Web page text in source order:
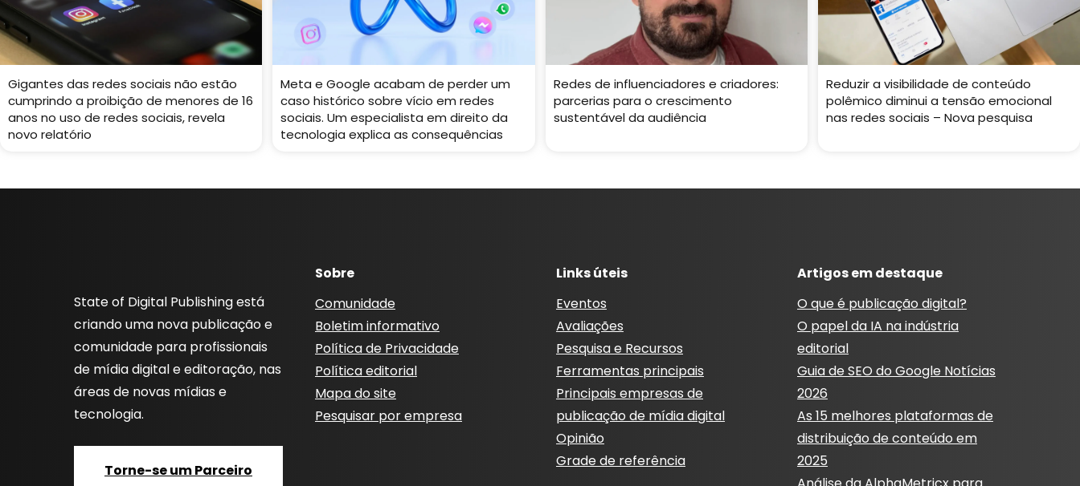
Gigantes das redes sociais não estão
cumprindo a proibição de menores de 16
anos no uso de redes sociais, revela
novo relatório
Meta e Google acabam de perder um
caso histórico sobre vício em redes
sociais. Um especialista em direito da
tecnologia explica as consequências
Redes de influenciadores e criadores:
parcerias para o crescimento
sustentável da audiência
Reduzir a visibilidade de conteúdo
polêmico diminui a tensão emocional
nas redes sociais – Nova pesquisa
State of Digital Publishing está
criando uma nova publicação e
comunidade para profissionais
de mídia digital e editoração, nas
áreas de novas mídias e
tecnologia.
Torne-se um Parceiro
Sobre
Comunidade
Boletim informativo
Política de Privacidade
Política editorial
Mapa do site
Pesquisar por empresa
Links úteis
Eventos
Avaliações
Pesquisa e Recursos
Ferramentas principais
Principais empresas de
publicação de mídia digital
Opinião
Grade de referência
Artigos em destaque
O que é publicação digital?
O papel da IA ​​na indústria
editorial
Guia de SEO do Google Notícias
2026
As 15 melhores plataformas de
distribuição de conteúdo em
2025